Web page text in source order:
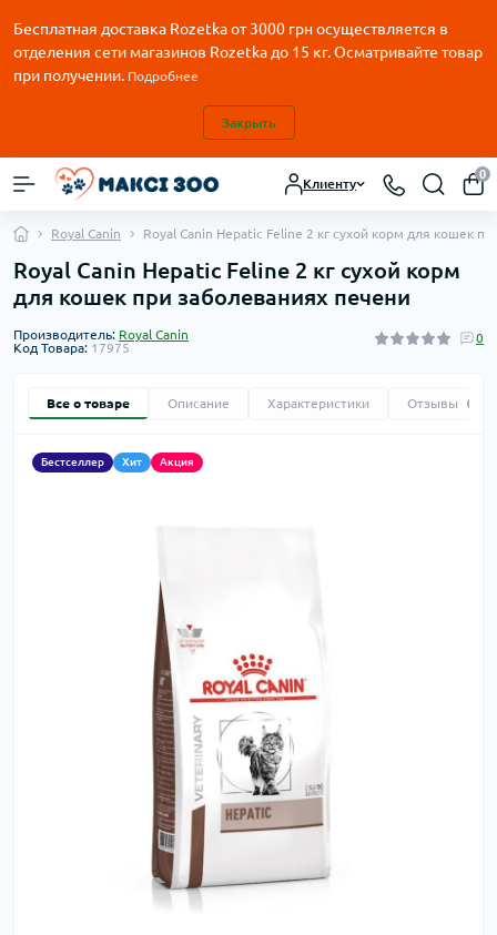
Бесплатная доставка Rozetka от3000 грн осуществляется в
отделения сети магазинов Rozetka до 15 кг. Осматривайте товар
при получении. Подробнее
Закрыть
Клиенту
0
Royal Canin Royal Canin Hepatic Feline 2 кг сухой корм для кошек
Royal Canin Hepatic Feline 2 кг сухой корм
для кошек при заболеваниях печени
Производитель: Royal Canin
Код Товара: 17975
0
Все о товаре Описание Характеристики Отзывы
Бестселлер Хит Акция